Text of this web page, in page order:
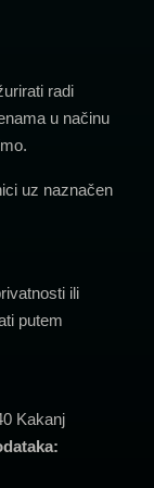
radi
u načinu
uz naznačen
ili
putem
Kakanj